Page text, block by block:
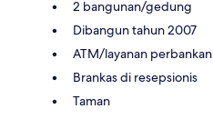
2 bangunan/gedung
Dibangun tahun 2007
ATM/layanan perbankan
Brankas di resepsionis
Taman